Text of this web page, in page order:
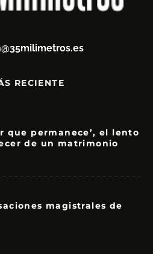
RECIENTE
que permanece’, el lento
de un matrimonio
magistrales de